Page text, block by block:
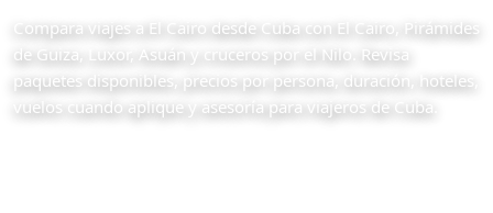
Compara viajes a El Cairo desde Cuba con El Cairo, Pirámides
de Guiza, Luxor, Asuán y cruceros por el Nilo. Revisa
paquetes disponibles, precios por persona, duración, hoteles,
vuelos cuando aplique y asesoría para viajeros de Cuba.